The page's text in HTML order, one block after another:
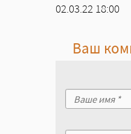
Создано
02.03.22 18:00
Ваш